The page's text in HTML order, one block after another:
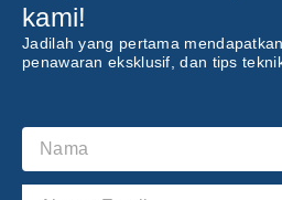
kami!
Jadilah yang pertama
penawaran eksklusif, dan tips